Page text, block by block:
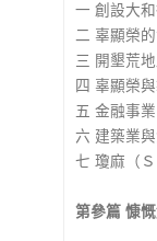
一 創設大
二 辜顯榮
三 開墾荒地
四 辜顯榮
五 金融事業
六 建築業
七 瓊麻（
第參篇 慷